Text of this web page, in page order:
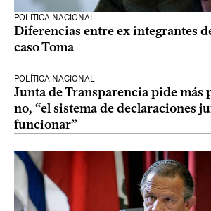
POLÍTICA NACIONAL
Diferencias entre ex integrantes
caso Toma
POLÍTICA NACIONAL
Junta de Transparencia pide más
no, “el sistema de declaraciones
funcionar”